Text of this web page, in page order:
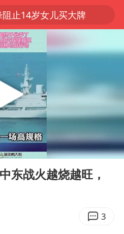
止14岁女儿买大牌
下 运动上场
美国将对多晶硅衍生品加征15%关税
女孩摆摊卖菌子时收到北大通知书
的“青海拉面”店
“上四休三”但要降薪1000元
00:15
东战火越烧越旺，
3